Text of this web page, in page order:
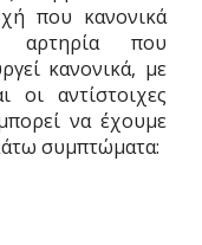
που κανονικά
αρτηρία που
κανονικά, με
οι αντίστοιχες
να έχουμε
συμπτώματα: